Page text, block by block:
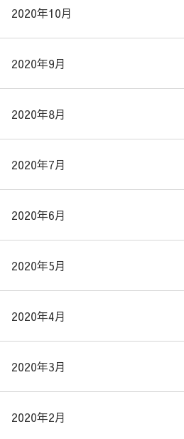
2020年10月
2020年9月
2020年8月
2020年7月
2020年6月
2020年5月
2020年4月
2020年3月
2020年2月